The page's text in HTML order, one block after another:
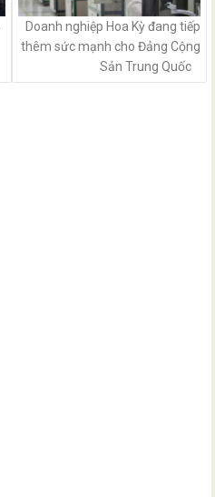
Doanh nghiệp Hoa Kỳ đang tiếp
thêm sức mạnh cho Đảng Cộng
Sản Trung Quốc